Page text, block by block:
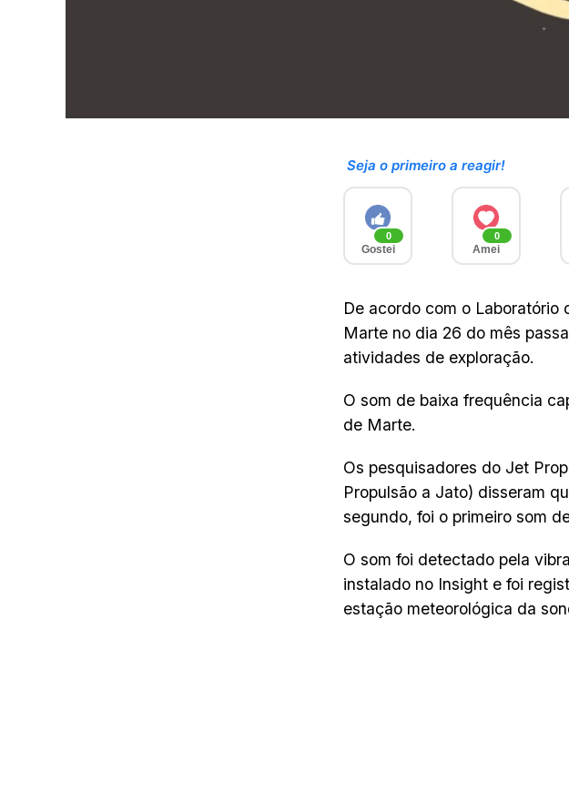
Seja o primeiro a reagir!
0
Gostei
0
Amei
De acordo com o Laboratório
Marte no dia 26 do mês
atividades de exploração.
O som de baixa frequência
de Marte.
Os pesquisadores do Jet
Propulsão a Jato) disseram
segundo, foi o primeiro som
O som foi detectado pela
instalado no Insight e foi
estação meteorológica da